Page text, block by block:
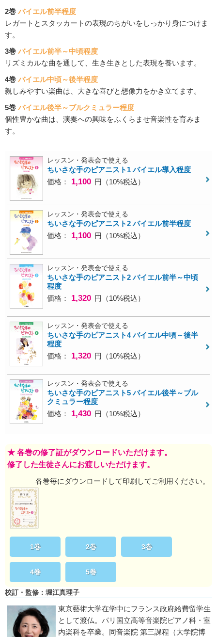
2巻 バイエル前半程度
レガートとスタッカートの表現のちがいをしっかり身につけま
す。
3巻 バイエル前半～中頃程度
リズミカルな曲を通して、生き生きとした表現を養います。
4巻 バイエル中頃～後半程度
親しみやすい楽曲は、大きな喜びと想像力をかき立てます。
5巻 バイエル後半～ブルクミュラー程度
個性豊かな曲は、演奏への興味をふくらませ音楽性を育みま
す。
レッスン・発表会で使える
ちいさな手のピアニスト1 バイエル導入程度
価格：
1,100 円（10%税込）
レッスン・発表会で使える
ちいさな手のピアニスト2 バイエル前半程度
価格：
1,100 円（10%税込）
レッスン・発表会で使える
ちいさな手のピアニスト2 バイエル前半～中頃
程度
価格：
1,320 円（10%税込）
レッスン・発表会で使える
ちいさな手のピアニスト4 バイエル中頃～後半
程度
価格：
1,320 円（10%税込）
レッスン・発表会で使える
ちいさな手のピアニスト5 バイエル後半～ブル
クミュラー程度
価格：
1,430 円（10%税込）
★ 各巻の修了証がダウンロードいただけます。
修了した生徒さんにお渡しいただけます。
各巻毎にダウンロードして印刷してご利用ください。
1巻 2巻 3巻
4巻 5巻
校訂・監修：堀江真理子
東京藝術大学在学中にフランス政府給費留学生
として渡仏。パリ国立高等音楽院ピアノ科・室
内楽科を卒業。同音楽院 第三課程（大学院博